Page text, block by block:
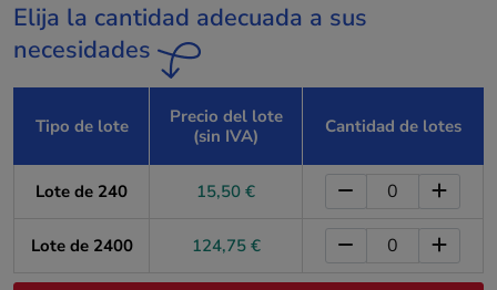
Elija la cantidad adecuada a sus
necesidades
Tipo de lote
Precio del lote
(sin IVA)
Cantidad de lotes
Lote de 240 15,50 €
Lote de 2400 124,75 €